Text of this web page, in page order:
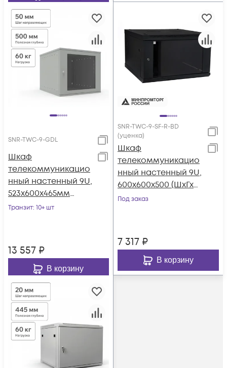
SNR-TWC-9-GDL
Шкаф
телекоммуникацио
нный настенный 9U,
523х600х465мм
серия LITE
Транзит: 10+ шт
13 557 ₽
В корзину
SNR-TWC-9-SF-R-BD
(уценка)
Шкаф
телекоммуникацио
нный настенный 9U,
600х600х500 (ШхГхВ)
(уценка)
Под заказ
7 317 ₽
В корзину